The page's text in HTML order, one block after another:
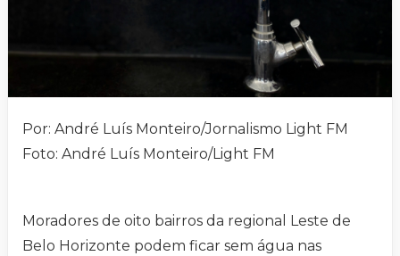
Por: André Luís Monteiro/Jornalismo Light FM
Foto: André Luís Monteiro/Light FM
Moradores de oito bairros da regional Leste de
Belo Horizonte podem ficar sem água nas